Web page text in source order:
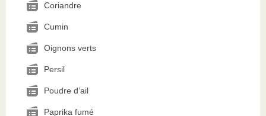
Coriandre
Cumin
Oignons verts
Persil
Poudre d’ail
Paprika fumé